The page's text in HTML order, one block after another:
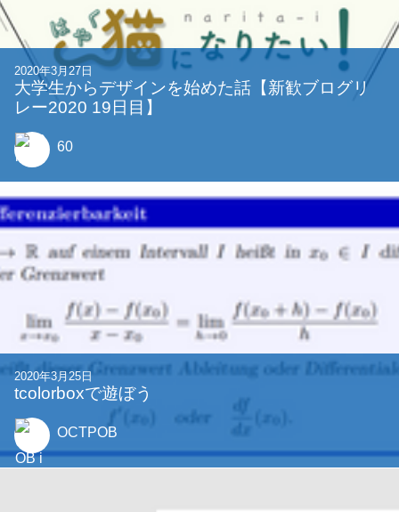
2020年3月27日
大学生からデザインを始めた話【新歓ブログリ
レー2020 19日目】
60
2020年3月25日
tcolorboxで遊ぼう
OCTPOB